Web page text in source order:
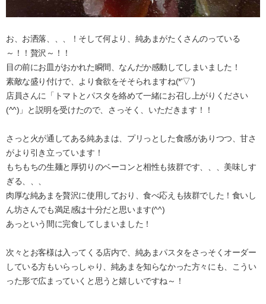
お、お洒落、、、！そして何より、純あまがたくさんのっている
～！！贅沢～！！
目の前にお皿がおかれた瞬間、なんだか感動してしまいました！
素敵な盛り付けで、より食欲をそそられますね(*'▽')
店員さんに「トマトとパスタを絡めて一緒にお召し上がりください
(^^)」と説明を受けたので、さっそく、いただきます！！
さっと火が通してある純あまは、プリっとした食感がありつつ、甘さ
がより引き立っています！
もちもちの生麺と厚切りのベーコンと相性も抜群です、、、美味しす
ぎる、、、
肉厚な純あまを贅沢に使用しており、食べ応えも抜群でした！食いし
ん坊さんでも満足感は十分だと思います(^^)
あっという間に完食してしまいました！
次々とお客様は入ってくる店内で、純あまパスタをさっそくオーダー
している方もいらっしゃり、純あまを知らなかった方々にも、こうい
った形で広まっていくと思うと嬉しいですね～！